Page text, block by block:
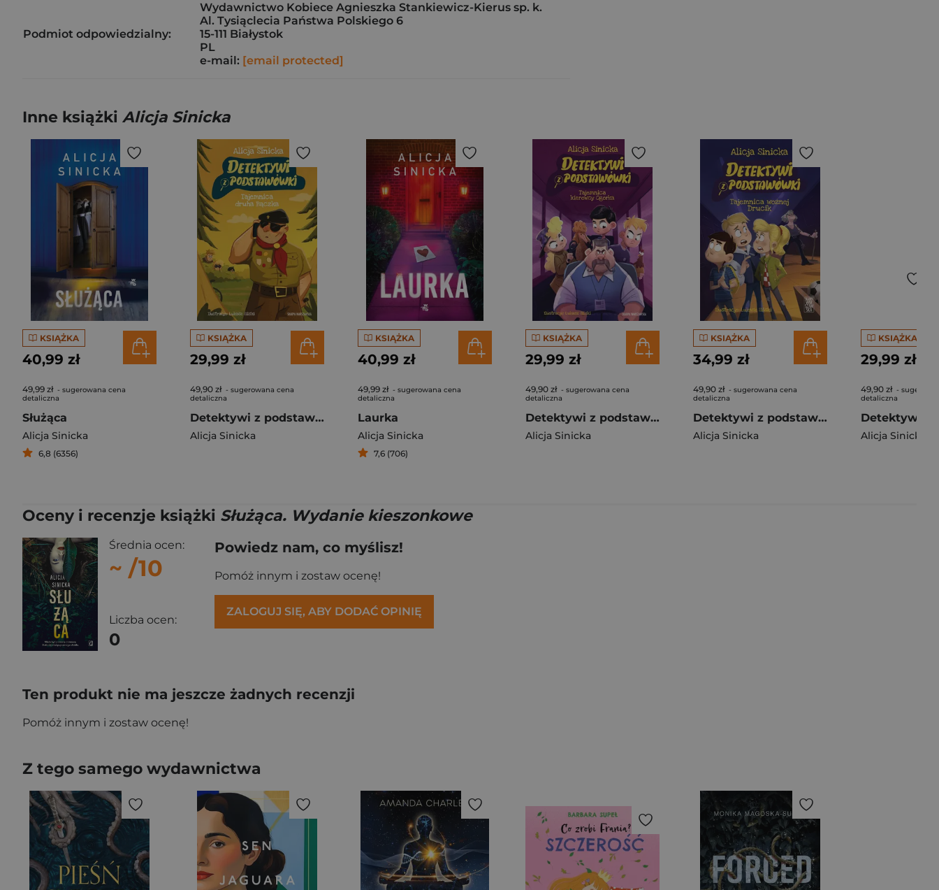
Podmiot odpowiedzialny:
Wydawnictwo Kobiece Agnieszka Stankiewicz-Kierus sp. k.
Al. Tysiąclecia Państwa Polskiego 6
15-111 Białystok
PL
e-mail: [email protected]
Inne książki Alicja Sinicka
KSIĄŻKA
40,99 zł
49,99 zł - sugerowana cena
detaliczna
Służąca
Alicja Sinicka
6,8 (6356)
KSIĄŻKA
29,99 zł
49,90 zł - sugerowana cena
detaliczna
Detektywi z podstawówki. Tajemnica druha Bączka
Alicja Sinicka
KSIĄŻKA
40,99 zł
49,99 zł - sugerowana cena
detaliczna
Laurka
Alicja Sinicka
7,6 (706)
KSIĄŻKA
29,99 zł
49,90 zł - sugerowana cena
detaliczna
Detektywi z podstawówki. Tajemnica kierowcy Ogórka
Alicja Sinicka
KSIĄŻKA
34,99 zł
49,90 zł - sugerowana cena
detaliczna
Detektywi z podstawówki. Tajemnica woźnej Drucik
Alicja Sinicka
KSIĄŻKA
29,99 zł
49,90 zł -
detaliczna
Alicja Sinicka
Oceny i recenzje książki Służąca. Wydanie kieszonkowe
Średnia ocen:
~ /10
Liczba ocen:
0
Powiedz nam, co myślisz!
Pomóż innym i zostaw ocenę!
ZALOGUJ SIĘ, ABY DODAĆ OPINIĘ
Ten produkt nie ma jeszcze żadnych recenzji
Pomóż innym i zostaw ocenę!
Z tego samego wydawnictwa